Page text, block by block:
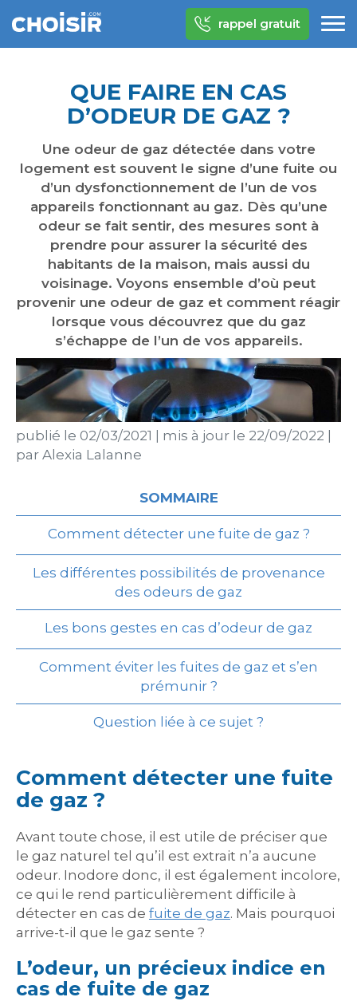
rappel gratuit
QUE FAIRE EN CAS
D’ODEUR DE GAZ ?
Une odeur de gaz détectée dans votre
logement est souvent le signe d’une fuite ou
d’un dysfonctionnement de l’un de vos
appareils fonctionnant au gaz. Dès qu’une
odeur se fait sentir, des mesures sont à
prendre pour assurer la sécurité des
habitants de la maison, mais aussi du
voisinage. Voyons ensemble d’où peut
provenir une odeur de gaz et comment réagir
lorsque vous découvrez que du gaz
s’échappe de l’un de vos appareils.
publié le 02/03/2021 mis à jour le 22/09/2022
par Alexia Lalanne
SOMMAIRE
Comment détecter une fuite de gaz ?
Les différentes possibilités de provenance
des odeurs de gaz
Les bons gestes en cas d’odeur de gaz
Comment éviter les fuites de gaz et s’en
prémunir ?
Question liée à ce sujet ?
Comment détecter une fuite
de gaz ?
Avant toute chose, il est utile de préciser que
le gaz naturel tel qu’il est extrait n’a aucune
odeur. Inodore donc, il est également incolore,
ce qui le rend particulièrement difficile à
détecter en cas de fuite de gaz. Mais pourquoi
arrive-t-il que le gaz sente ?
L’odeur, un précieux indice en
cas de fuite de gaz